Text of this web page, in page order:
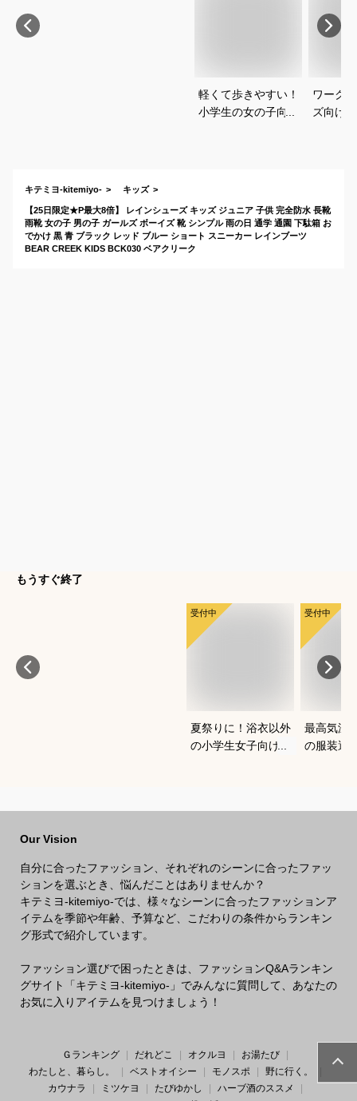
軽くて歩きやすい！
小学生の女の子向け
ワーク
ズ向け
キテミヨ-kitemiyo- キッズ
【25日限定★P最大8倍】 レインシューズ キッズ ジュニア 子供 完全防水 長靴
雨靴 女の子 男の子 ガールズ ボーイズ 靴 シンプル 雨の日 通学 通園 下駄箱 お
でかけ 黒 青 ブラック レッド ブルー ショート スニーカー レインブーツ
BEAR CREEK KIDS BCK030 ベアクリーク
もうすぐ終了
受付中
夏祭りに！浴衣以外
の小学生女子向け服
受付中
最高気温
の服装選
Our Vision
自分に合ったファッション、それぞれのシーンに合ったファッ
ションを選ぶとき、悩んだことはありませんか？
キテミヨ-kitemiyo-では、様々なシーンに合ったファッションア
イテムを季節や年齢、予算など、こだわりの条件からランキン
グ形式で紹介しています。
ファッション選びで困ったときは、ファッションQ&Aランキン
グサイト「キテミヨ-kitemiyo-」でみんなに質問して、あなたの
お気に入りアイテムを見つけましょう！
Ｇランキング だれどこ オクルヨ
お湯たび
わたしと、暮らし。
ベストオイシー モノスポ
野に行く。
カウナラ
ミツケヨ たびゆかし
ハーブ酒のススメ